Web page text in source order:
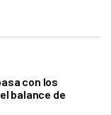
con los
balance de